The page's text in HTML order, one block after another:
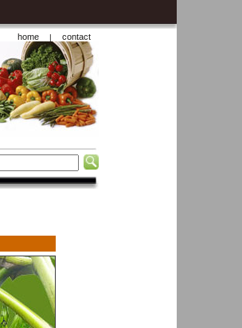
home | contact